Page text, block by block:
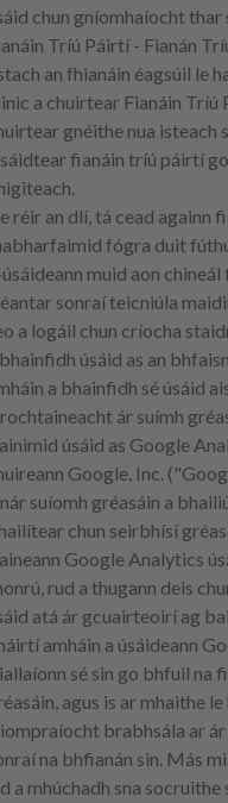
chun gníomhaíocht thar
Tríú Páirtí - Fianán
an fhianáin éagsúil le
a chuirtear Fianáin Tríú
gnéithe nua isteach
fianáin tríú páirtí
réir an dlí, tá cead againn
fógra duit
muid aon chineál
sonraí teicniúla
a logáil chun críocha
úsáid as an
a bhainfidh sé úsáid
ár suímh
úsáid as Google
Google, Inc.
suíomh gréasáin a
chun seirbhísí
Google Analytics
rud a thugann deis
atá ár gcuairteoirí ag
amháin a úsáideann
sé sin go bhfuil na
agus is ar mhaithe
brabhsála ar
na bhfianán sin. Más
a mhúchadh sna